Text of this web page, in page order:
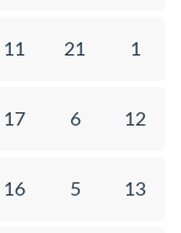
11 21 1
17 6 12
16 5 13